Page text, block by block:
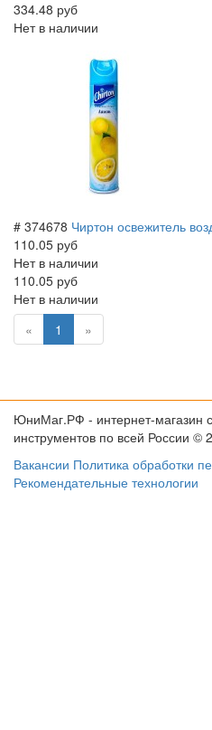
334.48 руб
Нет в наличии
# 374678 Чиртон освежитель
110.05 руб
Нет в наличии
110.05 руб
Нет в наличии
«
1 (current)
»
ЮниМаг.РФ - интернет-магазин
инструментов по всей России ©
Вакансии Политика обработки
Рекомендательные технологии